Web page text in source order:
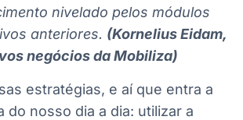
nivelado pelos módulos
anteriores. (Kornelius Eidam,
negócios da Mobiliza)
estratégias, e aí que entra a
do nosso dia a dia: utilizar a